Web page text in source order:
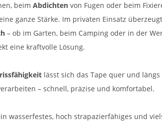
beim Abdichten von Fugen oder beim
ganze Stärke. Im privaten Einsatz
– ob im Garten, beim Camping oder in der
eine kraftvolle Lösung.
lässt sich das Tape quer und
– schnell, präzise und komfortabel.
wasserfestes, hoch strapazierfähiges und